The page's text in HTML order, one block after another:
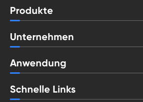
Produkte
Unternehmen
Anwendung
Schnelle Links